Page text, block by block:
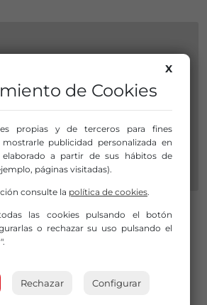
licitación el servicio de
playas
X
de Cookies
propias y de terceros para fines
publicidad personalizada en
a partir de sus hábitos de
páginas visitadas).
consulte la política de cookies.
las cookies pulsando el botón
o rechazar su uso pulsando el
Rechazar Configurar